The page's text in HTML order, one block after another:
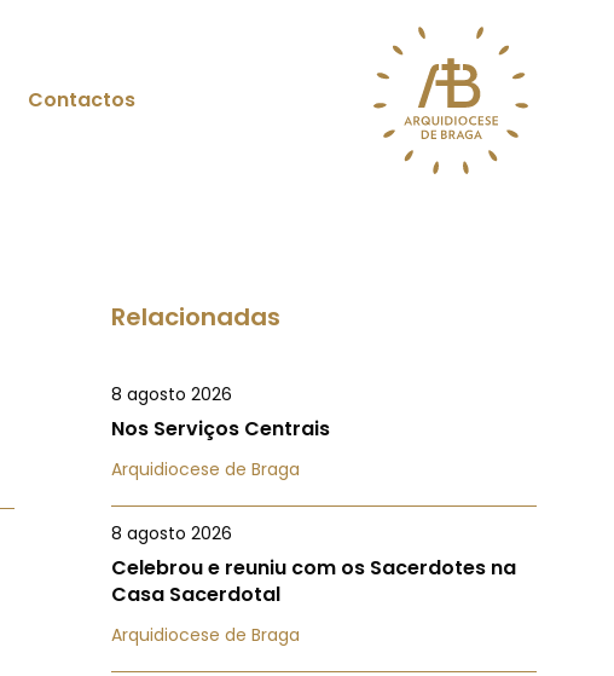
Contactos
Relacionadas
8 agosto 2026
Nos Serviços Centrais
Arquidiocese de Braga
8 agosto 2026
Celebrou e reuniu com os Sacerdotes na
Casa Sacerdotal
Arquidiocese de Braga